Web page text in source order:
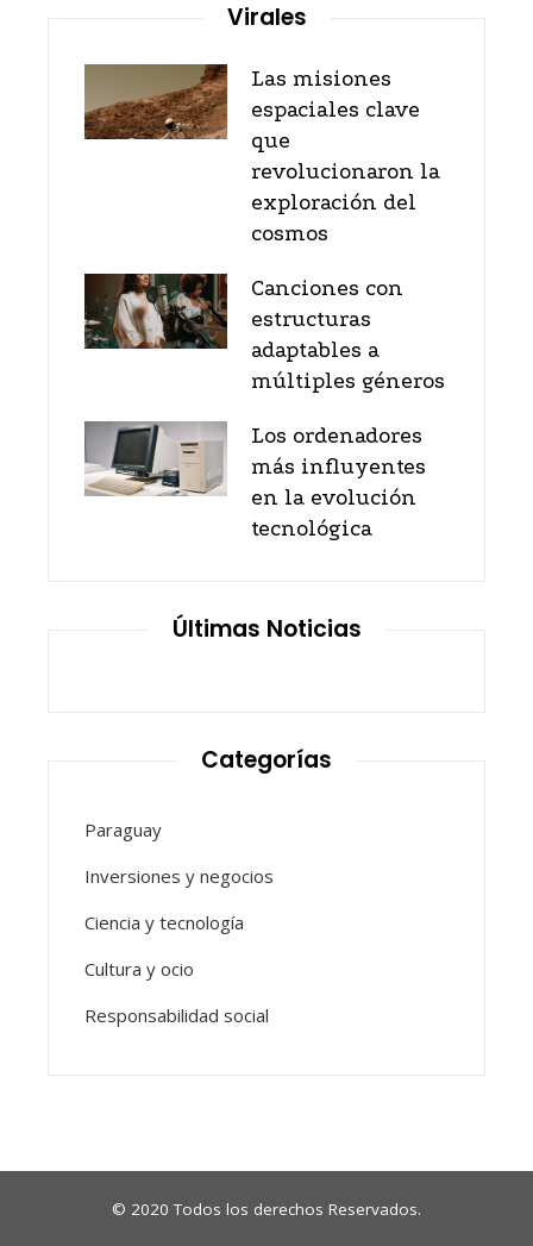
Virales
Las misiones
espaciales clave
que
revolucionaron la
exploración del
cosmos
Canciones con
estructuras
adaptables a
múltiples géneros
Los ordenadores
más influyentes
en la evolución
tecnológica
Últimas Noticias
Categorías
Paraguay
Inversiones y negocios
Ciencia y tecnología
Cultura y ocio
Responsabilidad social
© 2020 Todos los derechos Reservados.